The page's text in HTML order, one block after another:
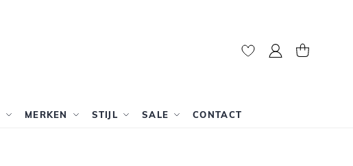
Mijn account
MERKEN STIJL SALE CONTACT